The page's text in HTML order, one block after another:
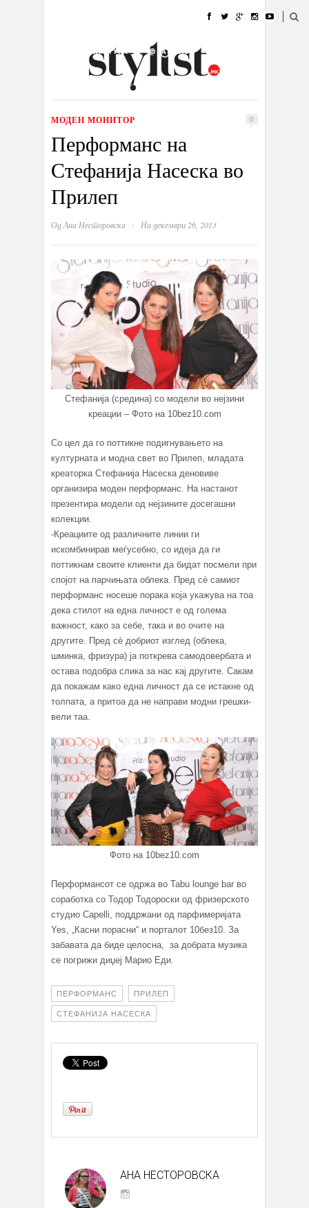
УБАВИНА
КУЛТУРА @РАБОТА
ИЗЛОГ
МОДЕН МОНИТОР 0
Перформанс на
Стефанија Насеска во
Прилеп
ОдАна Несторовска · На декември 26, 2013
Стефанија (средина) со модели во нејзини
креации – Фото на 10bez10.com
Со цел да го поттикне подигнувањето на
културната и модна свет во Прилеп, младата
креаторка Стефанија Насеска деновиве
организира моден перформанс. На настанот
презентира модели од нејзините досегашни
колекции.
-Креациите од различните линии ги
искомбинирав меѓусебно, со идеја да ги
поттикнам своите клиенти да бидат посмели при
спојот на парчињата облека. Пред сè самиот
перформанс носеше порака која укажува на тоа
дека стилот на една личност е од голема
важност, како за себе, така и во очите на
другите. Пред сè добриот изглед (облека,
шминка, фризура) ја поткрева самодовербата и
остава подобра слика за нас кај другите. Сакам
да покажам како една личност да се истакне од
толпата, а притоа да не направи модни грешки-
вели таа.
Фото на 10bez10.com
Перформансот се одржа во Tabu lounge bar во
соработка со Тодор Тодороски од фризерското
студио Capelli, поддржани од парфимеријата
Yes, „Касни порасни“ и порталот 10без10. За
забавата да биде целосна, за добрата музика
се погрижи диџеј Марио Еди.
ПЕРФОРМАНС ПРИЛЕП
СТЕФАНИЈА НАСЕСКА
АНА НЕСТОРОВСКА